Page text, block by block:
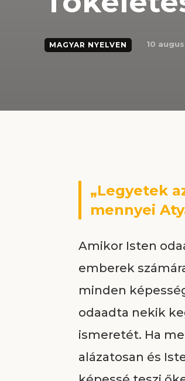
MAGYAR NYELVEN 10
„Legyetek
mennyei
Amikor Isten
emberek
minden
odaadta nekik
ismeretét. Ha
alázatosan és